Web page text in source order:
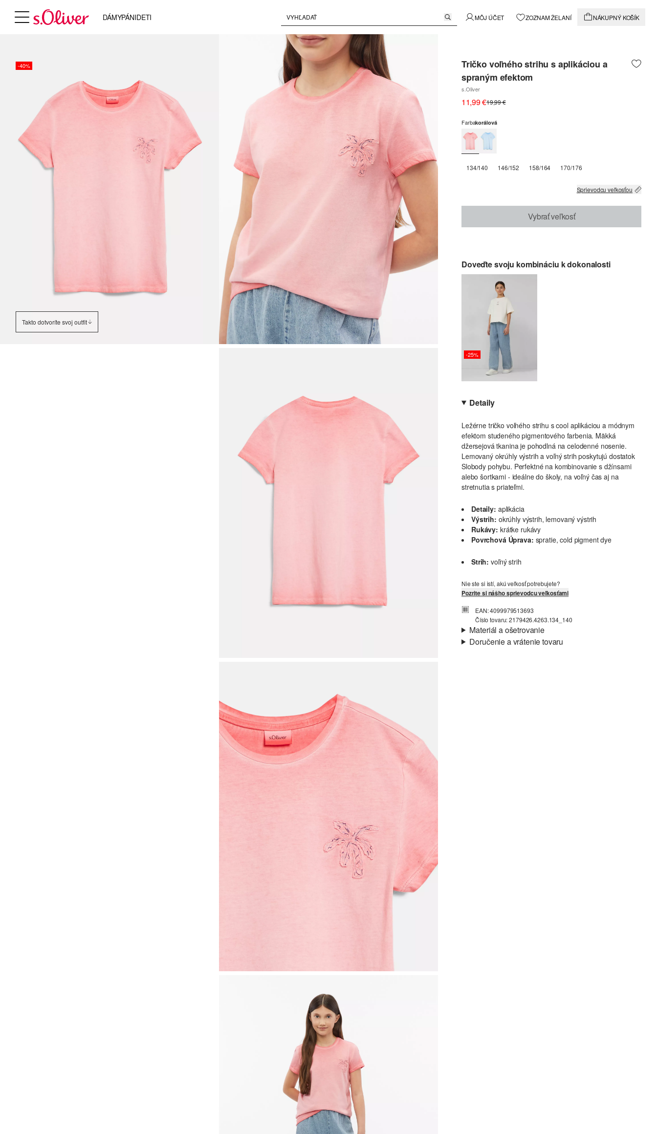
DÁMYPÁNIDETI MÔJ ÚČET ZOZNAM ŽELANÍ NÁKUPNÝ KOŠÍK
-40%
Takto dotvoríte svoj outfit
Tričko voľného strihu s aplikáciou a
spraným efektom
s.Oliver
11,99 €19,99 €
Farbakorálová
134/140 146/152 158/164 170/176
Sprievodcu veľkosťou
Vybrať veľkosť
Doveďte svoju kombináciu k dokonalosti
-25%
Detaily
Ležérne tričko voľného strihu s cool aplikáciou a módnym
efektom studeného pigmentového farbenia. Mäkká
džersejová tkanina je pohodlná na celodenné nosenie.
Lemovaný okrúhly výstrih a voľný strih poskytujú dostatok
Slobody pohybu. Perfektné na kombinovanie s džínsami
alebo šortkami - ideálne do školy, na voľný čas aj na
stretnutia s priateľmi.
Detaily: aplikácia
Výstrih: okrúhly výstrih, lemovaný výstrih
Rukávy: krátke rukávy
Povrchová Úprava: spratie, cold pigment dye
Strih: voľný strih
Nie ste si istí, akú veľkosť potrebujete?
Pozrite si nášho sprievodcu veľkosťami
EAN: 4099979513693
Číslo tovaru: 2179426.4263.134_140
Materiál a ošetrovanie
Doručenie a vrátenie tovaru